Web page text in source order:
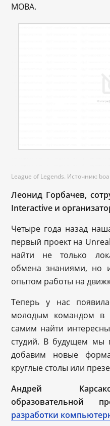
MOBA.
League of Legends. Источник:
Леонид Горбачев,
Interactive и
Четыре года назад
первый проект на
найти не только
обмена знаниями, но
опытом работы на
Теперь у нас
молодым командом в
самим найти
студий. В будущем мы
добавим новые
круглые столы или
Андрей
образовательной
разработки